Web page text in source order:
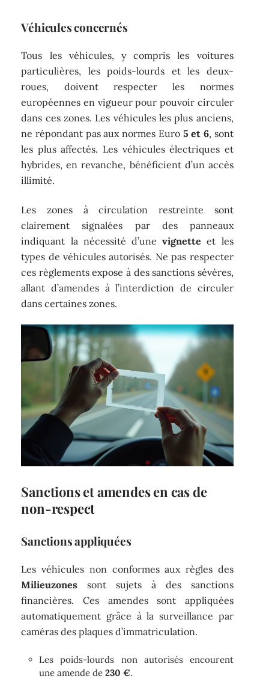
Véhicules concernés
Tous les véhicules, y compris les voitures
particulières, les poids-lourds et les deux-
roues, doivent respecter les normes
européennes en vigueur pour pouvoir circuler
dans ces zones. Les véhicules les plus anciens,
ne répondant pas aux normes Euro 5 et 6, sont
les plus affectés. Les véhicules électriques et
hybrides, en revanche, bénéficient d’un accès
illimité.
Les zones à circulation restreinte sont
clairement signalées par des panneaux
indiquant la nécessité d’unevignette et les
types de véhicules autorisés. Ne pas respecter
ces règlements expose à des sanctions sévères,
allant d’amendes à l’interdiction de circuler
dans certaines zones.
Sanctions et amendes en cas de
non-respect
Sanctions appliquées
Les véhicules non conformes aux règles des
Milieuzones sont sujets à des sanctions
financières. Ces amendes sont appliquées
automatiquement grâce à la surveillance par
caméras des plaques d’immatriculation.
Les poids-lourds non autorisés encourent
une amende de230 €.